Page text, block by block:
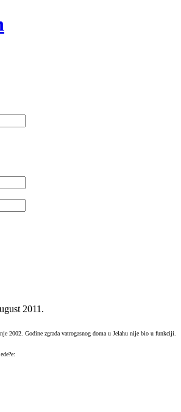
2011 .
2002. Godine zgrada vatrogasnog doma u Jelahu nije bio u funkciji.